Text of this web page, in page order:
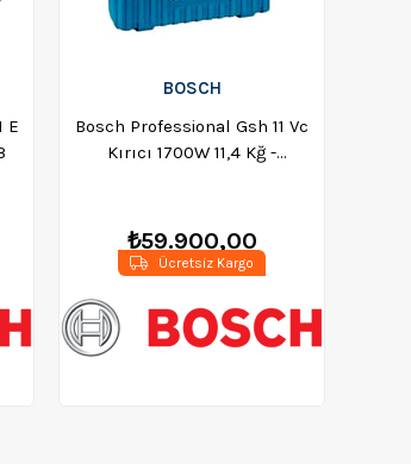
E
BOSCH
Bosch Professional Gsh 11 Vc
Kırıcı 1700W 11,4 Kğ -
₺59.900,00
Ücretsiz Kargo